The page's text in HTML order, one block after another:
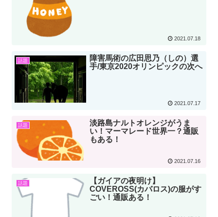
2021.07.18
話題
障害馬術の広田思乃（しの）選
手/東京2020オリンピックの次へ
2021.07.17
話題
淡路島ナルトオレンジがうま
い！マーマレード世界一？通販
もある！
2021.07.16
話題
【ガイアの夜明け】
COVEROSS(カバロス)の服がす
ごい！通販ある！